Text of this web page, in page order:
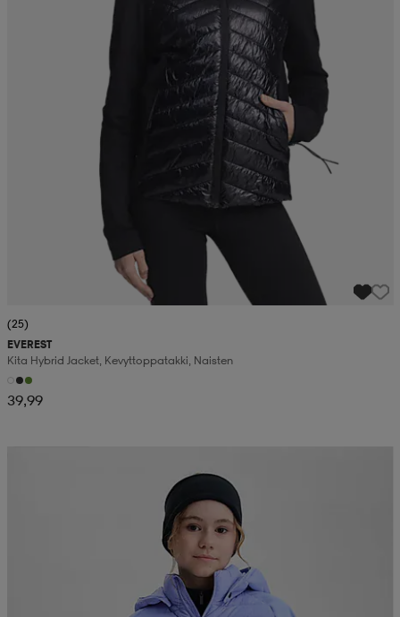
(25)
EVEREST
Kita Hybrid Jacket, Kevyttoppatakki, Naisten
39,99